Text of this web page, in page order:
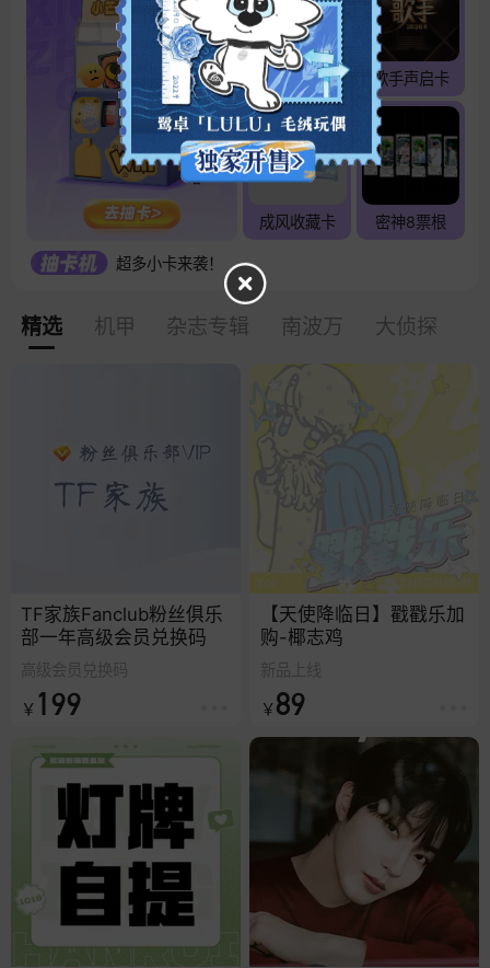
主题收藏卡 歌手声启卡
成风收藏卡 密神8票根
超多小卡来袭！
精选 机甲 杂志专辑 南波万 大侦探
TF家族Fanclub粉丝俱乐
部一年高级会员兑换码
高级会员兑换码
￥ 199
【天使降临日】戳戳乐加
购-椰志鸡
新品上线
￥ 89